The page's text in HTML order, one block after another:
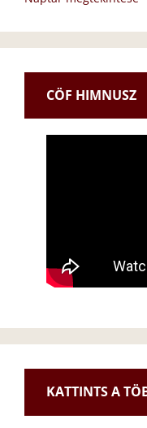
CÖF HIMNUSZ
KATTINTS A